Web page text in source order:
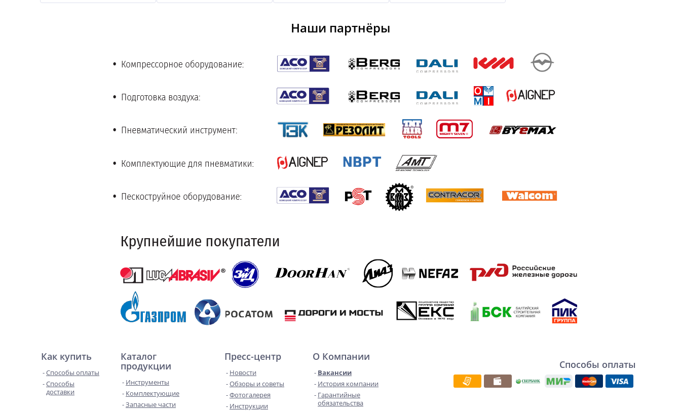
Наши партнёры
Как купить
Способы оплаты
Способы
доставки
Каталог
продукции
Инструменты
Комплектующие
Запасные части
Пресс-центр
Новости
Обзоры и советы
Фотогалерея
Инструкции
О Компании
Вакансии
История компании
Гарантийные
обязательства
Способы оплаты